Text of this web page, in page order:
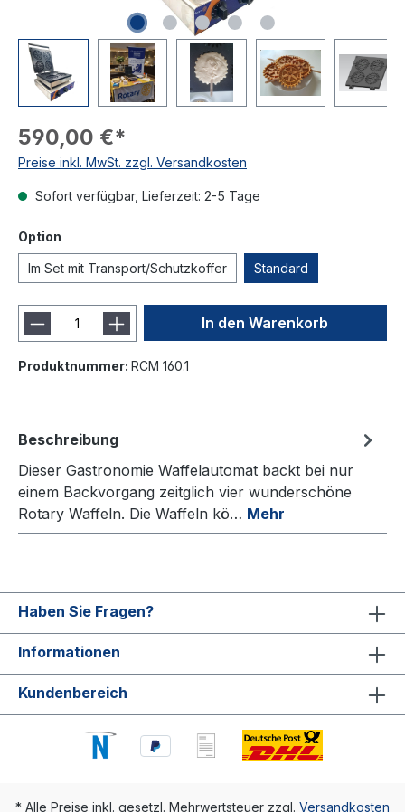
590,00 €*
Preise inkl. MwSt. zzgl. Versandkosten
Sofort verfügbar, Lieferzeit: 2-5 Tage
Option
Im Set mit Transport/Schutzkoffer Standard
In den Warenkorb
Produktnummer: RCM 160.1
Beschreibung
Dieser Gastronomie Waffelautomat backt bei nur
einem Backvorgang zeitglich vier wunderschöne
Rotary Waffeln. Die Waffeln kö… Mehr
Haben Sie Fragen?
Informationen
Kundenbereich
* Alle Preise inkl. gesetzl. Mehrwertsteuer zzgl. Versandkosten